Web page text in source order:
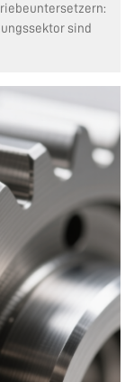
sind
für die
gewinnen